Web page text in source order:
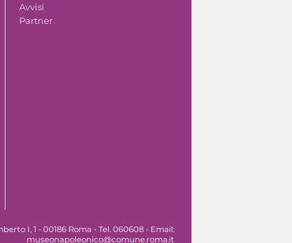
Avvisi
Partner
I, 1 - 00186 Roma - Tel. 060608 - Email:
museonapoleonico@comune.roma.it